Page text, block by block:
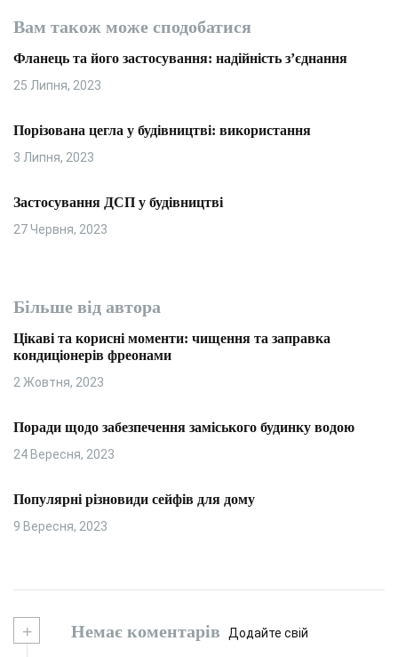
Вам також може сподобатися
Фланець та його застосування: надійність з’єднання
25 Липня, 2023
Порізована цегла у будівництві: використання
3 Липня, 2023
Застосування ДСП у будівництві
27 Червня, 2023
Більше від автора
Цікаві та корисні моменти: чищення та заправка
кондиціонерів фреонами
2 Жовтня, 2023
Поради щодо забезпечення заміського будинку водою
24 Вересня, 2023
Популярні різновиди сейфів для дому
9 Вересня, 2023
+ Немає коментарів Додайте свій